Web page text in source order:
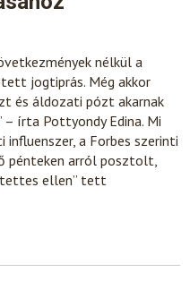
nélkül a
jogtiprás. Még akkor
és áldozati pózt akarnak
írta Pottyondy Edina. Mi
a Forbes szerinti
pénteken arról posztolt,
tettes ellen” tett